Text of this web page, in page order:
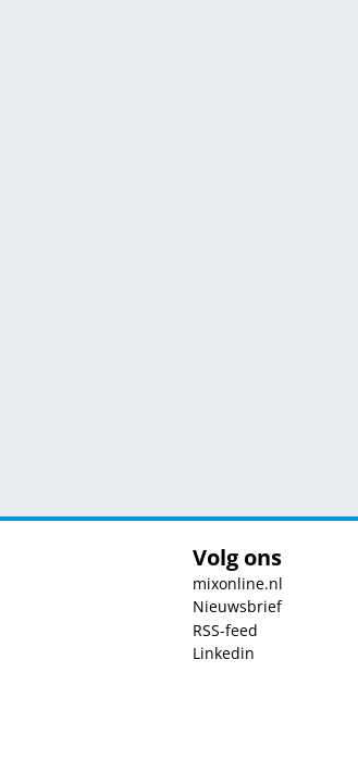
Volg ons
mixonline.nl
Nieuwsbrief
RSS-feed
Linkedin